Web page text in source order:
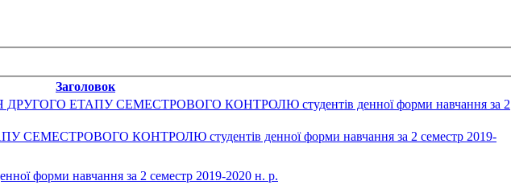
Заголовок
ЕТАПУ СЕМЕСТРОВОГО КОНТРОЛЮ студентів денної форми навчання за 2
КОНТРОЛЮ студентів денної форми навчання за 2 семестр 2019-
форми навчання за 2 семестр 2019-2020 н. р.